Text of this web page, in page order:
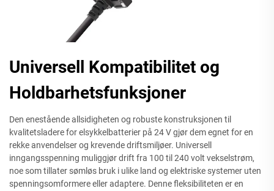
Universell Kompatibilitet og
Holdbarhetsfunksjoner
Den enestående allsidigheten og robuste konstruksjonen til
kvalitetsladere for elsykkelbatterier på 24 V gjør dem egnet for en
rekke anvendelser og krevende driftsmiljøer. Universell
inngangsspenning muliggjør drift fra 100 til 240 volt vekselstrøm,
noe som tillater sømløs bruk i ulike land og elektriske systemer uten
spenningsomformere eller adaptere. Denne fleksibiliteten er en